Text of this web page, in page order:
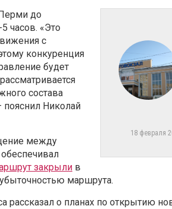
18 февраля
до
5 часов. «Это
с
конкуренция
будет
состава
пояснил Николай
между
закрыли в
маршрута.
рассказал о планах по открытию